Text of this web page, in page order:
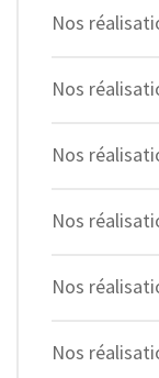
Nos
Nos
Nos
Nos
Nos
Nos